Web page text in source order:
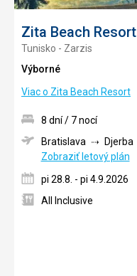
Zita Beach Resort
Tunisko - Zarzis
Výborné
Viac o Zita Beach Resort
8 dní / 7 nocí
Bratislava
Djerba
Zobraziť letový plán
pi 28.8. - pi 4.9.2026
All Inclusive